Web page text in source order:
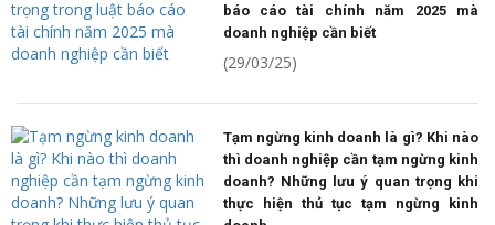
báo cáo tài chính năm 2025 mà
doanh nghiệp cần biết
(29/03/25)
Tạm ngừng kinh doanh là gì? Khi nào
thì doanh nghiệp cần tạm ngừng kinh
doanh? Những lưu ý quan trọng khi
thực hiện thủ tục tạm ngừng kinh